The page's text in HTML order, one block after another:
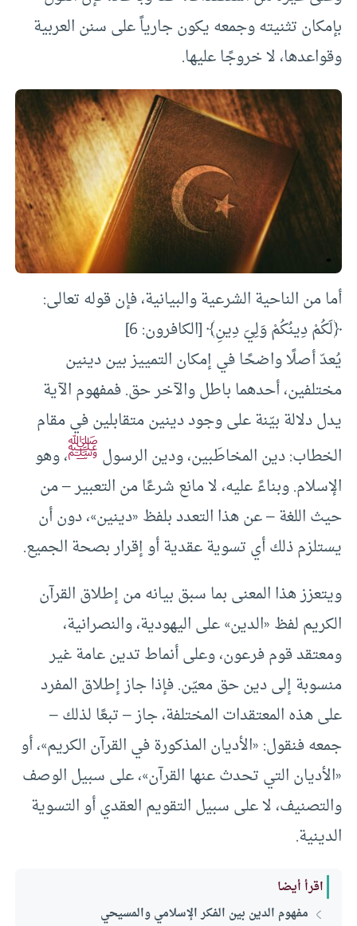
بإمكان تثنيته وجمعه يكون جارياً على سنن العربية
وقواعدها، لا خروجًا عليها.
أما من الناحية الشرعية والبيانية، فإن قوله تعالى:
﴿لَكُمْ دِينُكُمْ وَلِيَ دِينِ﴾ [الكافرون: 6]
يُعدّ أصلًا واضحًا في إمكان التمييز بين دينين
مختلفين، أحدهما باطل والآخر حق. فمفهوم الآية
يدل دلالة بيّنة على وجود دينين متقابلين في مقام
الخطاب: دين المخاطَبين، ودين الرسولﷺ، وهو
الإسلام. وبناءً عليه، لا مانع شرعًا من التعبير – من
حيث اللغة – عن هذا التعدد بلفظ «دينين»، دون أن
يستلزم ذلك أي تسوية عقدية أو إقرار بصحة الجميع.
ويتعزز هذا المعنى بما سبق بيانه من إطلاق القرآن
الكريم لفظ «الدين» على اليهودية، والنصرانية،
ومعتقد قوم فرعون، وعلى أنماط تدين عامة غير
منسوبة إلى دين حق معيّن. فإذا جاز إطلاق المفرد
على هذه المعتقدات المختلفة، جاز – تبعًا لذلك –
جمعه فنقول: «الأديان المذكورة في القرآن الكريم»، أو
«الأديان التي تحدث عنها القرآن»، على سبيل الوصف
والتصنيف، لا على سبيل التقويم العقدي أو التسوية
الدينية.
اقرأ أيضا
مفهوم الدين بين الفكر الإسلامي والمسيحي